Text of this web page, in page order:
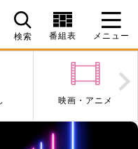
検索 番組表 メニュー
エンタメ・音楽